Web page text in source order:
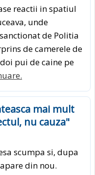
reactii in spatiul
unde
de Politia
de camerele de
pui de caine pe
mai mult
nu cauza"
scumpa si, dupa
din nou.